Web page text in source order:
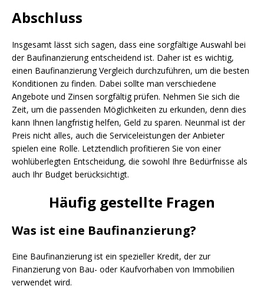
Abschluss
Insgesamt lässt sich sagen, dass eine sorgfältige Auswahl bei
der Baufinanzierung entscheidend ist. Daher ist es wichtig,
einen Baufinanzierung Vergleich durchzuführen, um die besten
Konditionen zu finden. Dabei sollte man verschiedene
Angebote und Zinsen sorgfältig prüfen. Nehmen Sie sich die
Zeit, um die passenden Möglichkeiten zu erkunden, denn dies
kann Ihnen langfristig helfen, Geld zu sparen. Neunmal ist der
Preis nicht alles, auch die Serviceleistungen der Anbieter
spielen eine Rolle. Letztendlich profitieren Sie von einer
wohlüberlegten Entscheidung, die sowohl Ihre Bedürfnisse als
auch Ihr Budget berücksichtigt.
Häufig gestellte Fragen
Was ist eine Baufinanzierung?
Eine Baufinanzierung ist ein spezieller Kredit, der zur
Finanzierung von Bau- oder Kaufvorhaben von Immobilien
verwendet wird.